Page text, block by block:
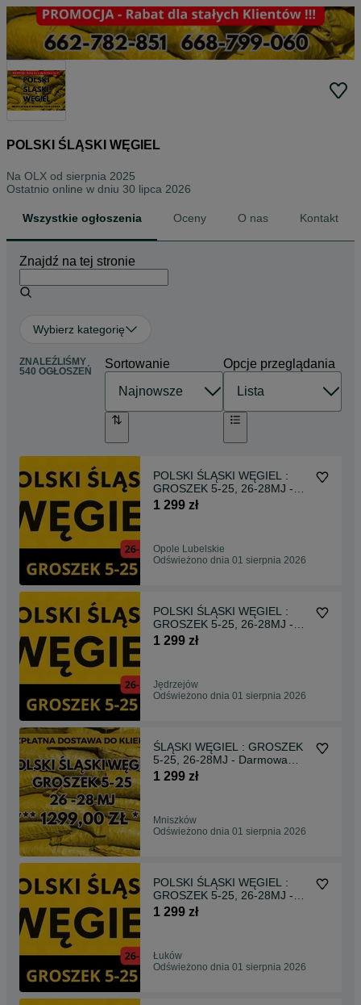
POLSKI ŚLĄSKI WĘGIEL
Na OLX od sierpnia 2025
Ostatnio online w dniu 30 lipca 2026
Wszystkie ogłoszenia Oceny O nas Kontakt
Znajdź na tej stronie
Wybierz kategorię
ZNALEŹLIŚMY
540 OGŁOSZEŃ
Sortowanie Opcje przeglądania
POLSKI ŚLĄSKI WĘGIEL :
GROSZEK 5-25, 26-28MJ -
Transport Gratis !
1 299 zł
Opole Lubelskie
Odświeżono dnia 01 sierpnia 2026
POLSKI ŚLĄSKI WĘGIEL :
GROSZEK 5-25, 26-28MJ -
Transport Gratis !
1 299 zł
Jędrzejów
Odświeżono dnia 01 sierpnia 2026
ŚLĄSKI WĘGIEL : GROSZEK
5-25, 26-28MJ - Darmowa
Dostawa !
1 299 zł
Mniszków
Odświeżono dnia 01 sierpnia 2026
POLSKI ŚLĄSKI WĘGIEL :
GROSZEK 5-25, 26-28MJ -
Transport Gratis !
1 299 zł
Łuków
Odświeżono dnia 01 sierpnia 2026